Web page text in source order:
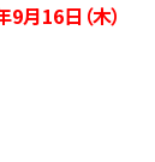
9月16日（木）